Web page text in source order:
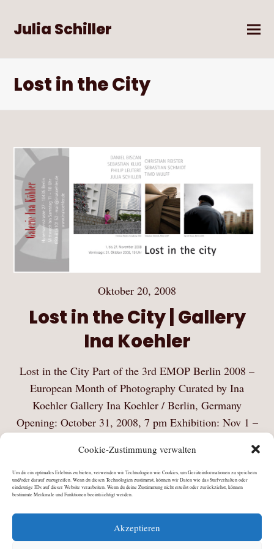
Cookie-Zustimmung verwalten
Um dir ein optimales Erlebnis zu bieten, verwenden wir Technologien wie Cookies, um Geräteinformationen zu speichern
und/oder darauf zuzugreifen. Wenn du diesen Technologien zustimmst, können wir Daten wie das Surfverhalten oder
eindeutige IDs auf dieser Website verarbeiten. Wenn du deine Zustimmung nicht erteilst oder zurückziehst, können
bestimmte Merkmale und Funktionen beeinträchtigt werden.
Akzeptieren
Julia Schiller
Lost in the City
Oktober 20, 2008
Lost in the City | Gallery
Ina Koehler
Lost in the City Part of the 3rd EMOP Berlin 2008 –
European Month of Photography Curated by Ina
Koehler Gallery Ina Koehler / Berlin, Germany
Opening: October 31, 2008, 7 pm Exhibition: Nov 1 –